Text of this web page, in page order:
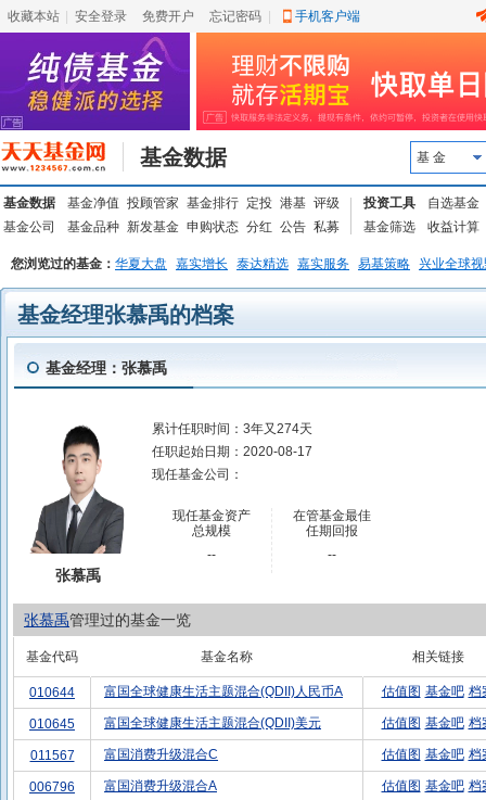
收藏本站 安全登录 免费开户 忘记密码 手机客户端
基金数据 基 金
基金数据 基金净值 投顾管家 基金排行 定投 港基 评级
基金公司
基金品种 新发基金 申购状态 分红 公告 私募
投资工具
自选基金
基金筛选
收益计算
您浏览过的基金： 华夏大盘 嘉实增长 泰达精选 嘉实服务 易基策略 兴业全球
基金经理张慕禹的档案
基金经理：张慕禹
张慕禹
累计任职时间： 3年又274天
任职起始日期： 2020-08-17
现任基金公司：
现任基金资产
总规模
--
在管基金最佳
任期回报
--
张慕禹管理过的基金一览
基金代码 基金名称 相关链接
010644 富国全球健康生活主题混合(QDII)人民币A 估值图 基金吧 档
010645 富国全球健康生活主题混合(QDII)美元 估值图 基金吧 档
011567 富国消费升级混合C 估值图 基金吧 档
006796 富国消费升级混合A 估值图 基金吧 档